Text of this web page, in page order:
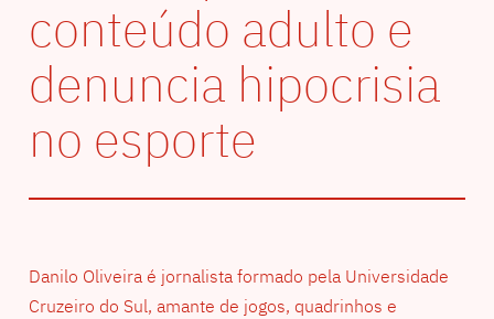
conteúdo adulto e
denuncia hipocrisia
no esporte
Danilo Oliveira é jornalista formado pela Universidade
Cruzeiro do Sul, amante de jogos, quadrinhos e